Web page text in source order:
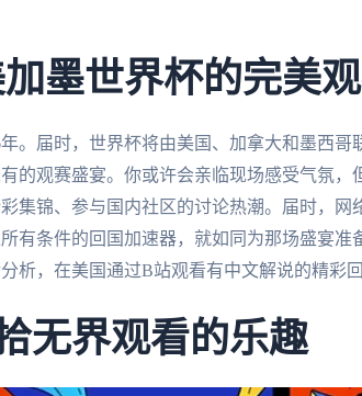
墨世界杯的完美
。届时，世界杯将由美国、加拿大和墨西哥
的观赛盛宴。你或许会亲临现场感受气氛，
集锦、参与国内社区的讨论热潮。届时，网
有条件的回国加速器，就如同为那场盛宴准
析，在美国通过B站观看有中文解说的精彩
无界观看的乐趣